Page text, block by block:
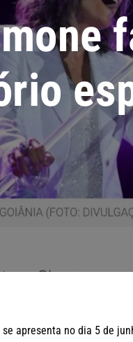
apresenta no dia 5 de